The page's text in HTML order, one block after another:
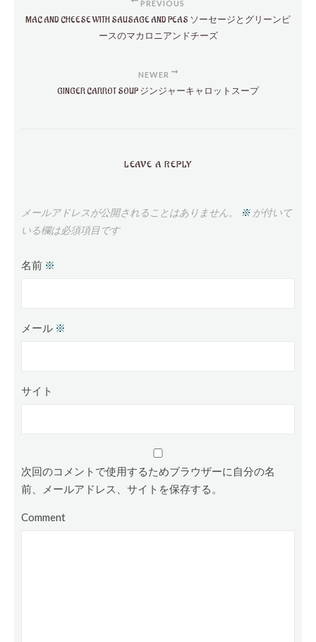
PREVIOUS
MAC AND CHEESE WITH SAUSAGE AND PEAS ソーセージとグリーンピ
ースのマカロニアンドチーズ
NEWER
GINGER CARROT SOUP ジンジャーキャロットスープ
LEAVE A REPLY
メールアドレスが公開されることはありません。 ※が付いて
いる欄は必須項目です
名前 ※
メール ※
サイト
次回のコメントで使用するためブラウザーに自分の名
前、メールアドレス、サイトを保存する。
Comment